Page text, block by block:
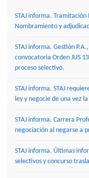
STAJ informa.
Nombramiento y
STAJ informa. Gestión
convocatoria Orden JUS
proceso selectivo.
STAJ informa. STAJ
ley y negocie de una vez
STAJ informa. Carrera
negociación al negarse a
STAJ informa. Últimas
selectivos y concurso